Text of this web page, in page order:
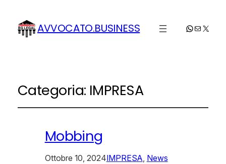
AVVOCATO.BUSINESS WhatsApp
Email
X
Categoria: IMPRESA
Mobbing
Ottobre 10, 2024IMPRESA, News